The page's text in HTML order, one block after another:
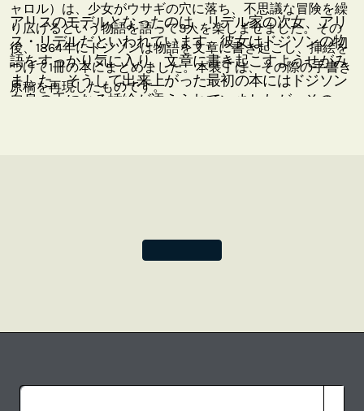
アリスのモデルとなったのは、リデル家の次女、アリ
ス・リデルだといわれています。彼女はドジソンの物
語をすっかり気に入り、文章に書き起こすようせがみ
ました。そうして出来上がった最初の本にはドジソン
自身の手になる挿絵が添えられていましたが、その
ャロル）は、少女がウサギの穴に落ち、不思議な冒険を繰
り広げるという物語を語って3人を楽しませました。その
後、1864年にドジソンは物語を文章に書き起こし、挿絵を
つけて1冊の本にまとめました。本装丁は、その際の手書き
原稿を再現したものです。